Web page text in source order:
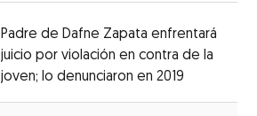
Padre de Dafne Zapata enfrentará
juicio por violación en contra de la
joven; lo denunciaron en 2019